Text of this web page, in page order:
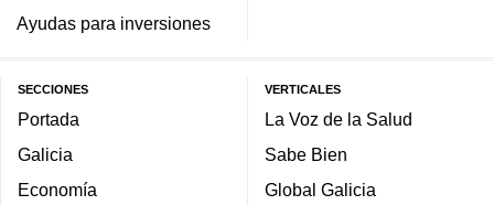
Ayudas para inversiones
SECCIONES
Portada
Galicia
Economía
VERTICALES
La Voz de la Salud
Sabe Bien
Global Galicia